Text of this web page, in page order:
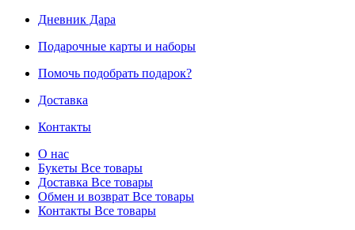
Дневник Дара
Подарочные карты и наборы
Помочь подобрать подарок?
Доставка
Контакты
О нас
Букеты Все товары
Доставка Все товары
Обмен и возврат Все товары
Контакты Все товары